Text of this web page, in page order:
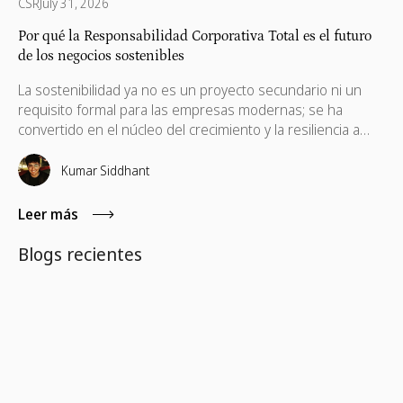
CSRJuly 31, 2026
Por qué la Responsabilidad Corporativa Total es el futuro
de los negocios sostenibles
La sostenibilidad ya no es un proyecto secundario ni un
requisito formal para las empresas modernas; se ha
convertido en el núcleo del crecimiento y la resiliencia a
largo plazo. Muchas empresas están familiarizadas con la
Responsabilidad Social Corporativa (RSC), las iniciativas ESG
y los programas de impacto social, pero ahora está
surgiendo un enfoque más profundo y holístico: la
inglés).
Kumar Siddhant
Leer más
Blogs recientes